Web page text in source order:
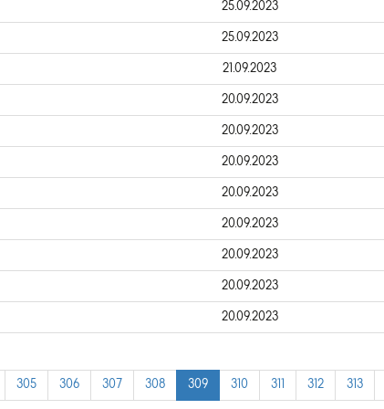
25.09.2023
25.09.2023
21.09.2023
20.09.2023
20.09.2023
20.09.2023
20.09.2023
20.09.2023
20.09.2023
20.09.2023
20.09.2023
305 306 307 308 309 310 311 312 313